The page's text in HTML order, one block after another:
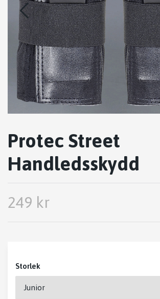
Protec Street
Handledsskydd
249 kr
Storlek